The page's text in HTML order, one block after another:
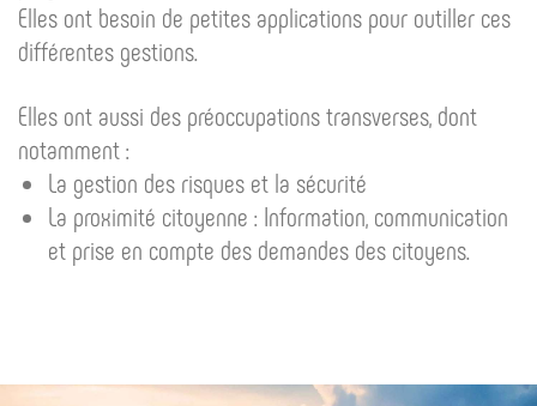
Elles ont besoin de petites applications pour outiller ces
différentes gestions.
Elles ont aussi des préoccupations transverses, dont
notamment :
La gestion des risques et la sécurité
La proximité citoyenne : Information, communication
et prise en compte des demandes des citoyens.